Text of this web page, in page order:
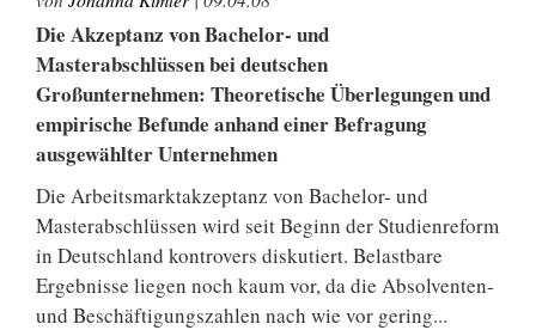
Die Akzeptanz von Bachelor- und
Masterabschlüssen bei deutschen
Großunternehmen: Theoretische Überlegungen und
empirische Befunde anhand einer Befragung
ausgewählter Unternehmen
Die Arbeitsmarktakzeptanz von Bachelor- und
Masterabschlüssen wird seit Beginn der Studienreform
in Deutschland kontrovers diskutiert. Belastbare
Ergebnisse liegen noch kaum vor, da die Absolventen-
und Beschäftigungszahlen nach wie vor gering...